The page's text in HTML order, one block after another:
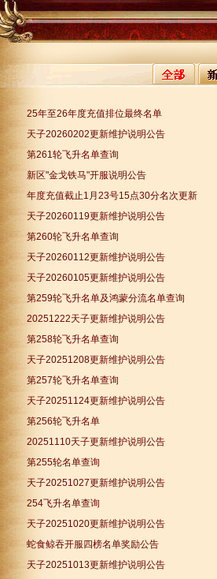
25年至26年度充值排位最终名单
天子20260202更新维护说明公告
第261轮飞升名单查询
新区"金戈铁马"开服说明公告
年度充值截止1月23号15点30分名次更新
天子20260119更新维护说明公告
第260轮飞升名单查询
天子20260112更新维护说明公告
天子20260105更新维护说明公告
第259轮飞升名单及鸿蒙分流名单查询
20251222天子更新维护说明公告
第258轮飞升名单查询
天子20251208更新维护说明公告
第257轮飞升名单查询
天子20251124更新维护说明公告
第256轮飞升名单
20251110天子更新维护说明公告
第255轮名单查询
天子20251027更新维护说明公告
254飞升名单查询
天子20251020更新维护说明公告
蛇食鲸吞开服四榜名单奖励公告
天子20251013更新维护说明公告